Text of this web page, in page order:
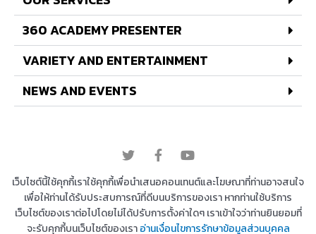
เว็บไซต์นี้ใช้คุกกี้เราใช้คุกกี้เพื่อนำเสนอคอนเทนต์และโฆษณาที่ท่านอาจสนใจ
เพื่อให้ท่านได้รับประสบการณ์ที่ดีบนบริการของเรา หากท่านใช้บริการ
เว็บไซต์ของเราต่อไปโดยไม่ได้ปรับการตั้งค่าใดๆ เราเข้าใจว่าท่านยินยอมที่
จะรับคุกกี้บนเว็บไซต์ของเราอ่านเงื่อนไขการรักษาข้อมูลส่วนบุคคล
360 ACADEMY PRESENTER
VARIETY AND ENTERTAINMENT
NEWS AND EVENTS
© 2022 All rights reserved
Copyright © 2026 บริษัท 360 องศา เอ็นเตอร์เทนเม้น